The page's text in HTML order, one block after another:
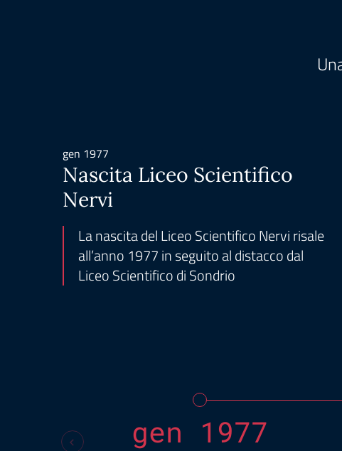
gen 1977
Nascita Liceo Scientifico
Nervi
La nascita del Liceo Scientifico Nervi risale
all’anno 1977 in seguito al distacco dal
Liceo Scientifico di Sondrio
gen 1977